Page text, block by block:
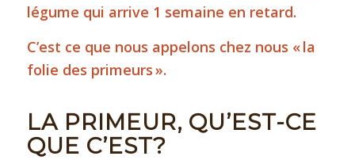
légume qui arrive 1 semaine en retard.
C’est ce que nous appelons chez nous « la
folie des primeurs ».
LA PRIMEUR, QU’EST-CE
QUE C’EST?